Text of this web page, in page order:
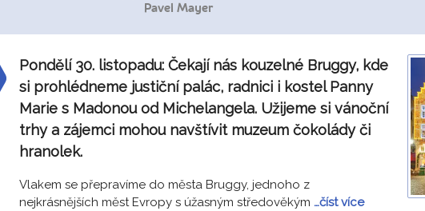
Pavel Mayer
Pondělí 30. listopadu: Čekají nás kouzelné Bruggy, kde
si prohlédneme justiční palác, radnici i kostel Panny
Marie s Madonou od Michelangela. Užijeme si vánoční
trhy a zájemci mohou navštívit muzeum čokolády či
hranolek.
Vlakem se přepravíme do města Bruggy, jednoho z
nejkrásnějších měst Evropy s úžasným středověkým …číst více